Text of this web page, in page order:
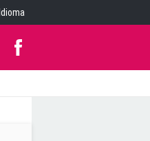
Idioma